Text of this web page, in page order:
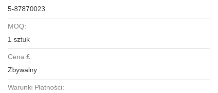
5-87870023
MOQ:
1 sztuk
Cena £:
Zbywalny
Warunki Płatności: